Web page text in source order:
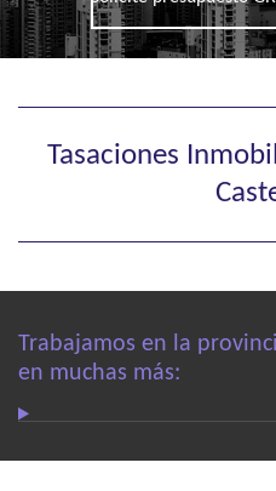
Tasaciones
Trabajamos en la
en muchas más: